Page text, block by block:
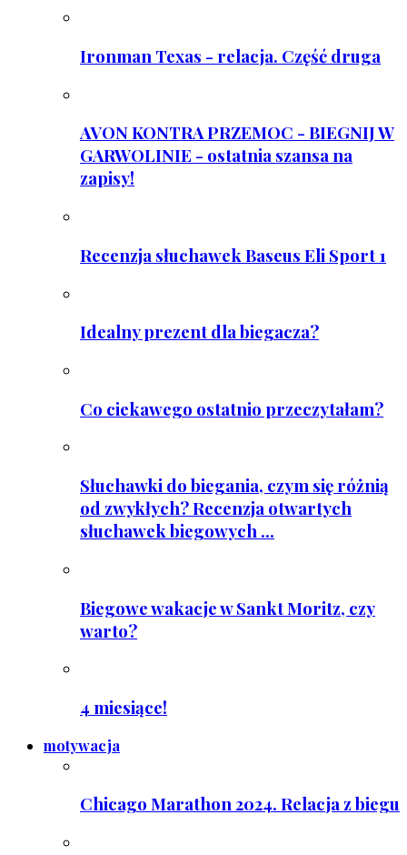
Ironman Texas - relacja. Część druga
AVON KONTRA PRZEMOC - BIEGNIJ W
GARWOLINIE - ostatnia szansa na
zapisy!
Recenzja słuchawek Baseus Eli Sport 1
Idealny prezent dla biegacza?
Co ciekawego ostatnio przeczytałam?
Słuchawki do biegania, czym się różnią
od zwykłych? Recenzja otwartych
słuchawek biegowych ...
Biegowe wakacje w Sankt Moritz, czy
warto?
4 miesiące!
motywacja
Chicago Marathon 2024. Relacja z biegu